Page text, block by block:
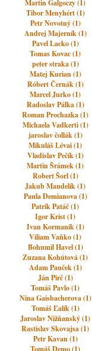
Martin Galgoczy (1)
Tibor Menyhért (1)
Petr Novotný (1)
Andrej Majerník (1)
Pavel Lacko (1)
Tomas Kovac (1)
peter straka (1)
Matej Kurian (1)
Róbert Černák (1)
Marcel Jurko (1)
Radoslav Pálka (1)
Roman Prochazka (1)
Michaela Vadkerti (1)
jaroslav čollák (1)
Mikuláš Lévai (1)
Vladislav Pečík (1)
Martin Šrámek (1)
Robert Šorl (1)
Jakub Mandelík (1)
Paula Demianova (1)
Patrik Patáč (1)
Igor Krist (1)
Ivan Kormaník (1)
Viliam Vaňko (1)
Bohumil Havel (1)
Zuzana Kohútová (1)
Adam Pauček (1)
Ján Pirč (1)
Tomáš Pavlo (1)
Nina Gaisbacherova (1)
Tomáš Ľalík (1)
Jaroslav Nižňanský (1)
Rastislav Skovajsa (1)
Petr Kavan (1)
Tomáš Demo (1)